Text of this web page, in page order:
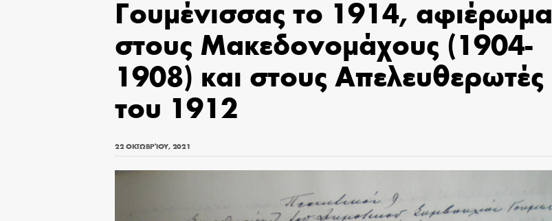
Γουμένισσας το 1914, αφιέρωμα
στους Μακεδονομάχους (1904-
1908) και στους Απελευθερωτές
του 1912
22 ΟΚΤΩΒΡΊΟΥ, 2021